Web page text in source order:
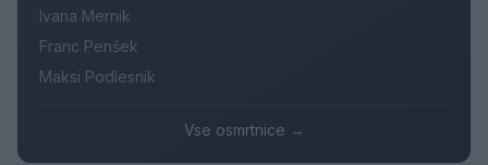
Ivana Mernik
Franc Penšek
Maksi Podlesnik
Vse osmrtnice →